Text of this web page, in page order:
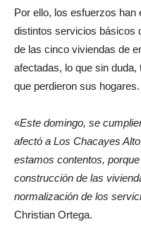
Por ello, los esfuerzos
distintos servicios básicos
de las cinco viviendas de
afectadas, lo que sin duda,
que perdieron sus hogares.
«Este domingo, se
afectó a Los Chacayes
estamos contentos,
construcción de las
normalización de los
Christian Ortega.